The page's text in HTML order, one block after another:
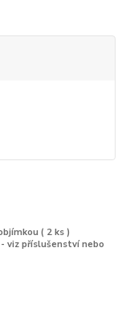
( 2 ks )
viz příslušenství nebo